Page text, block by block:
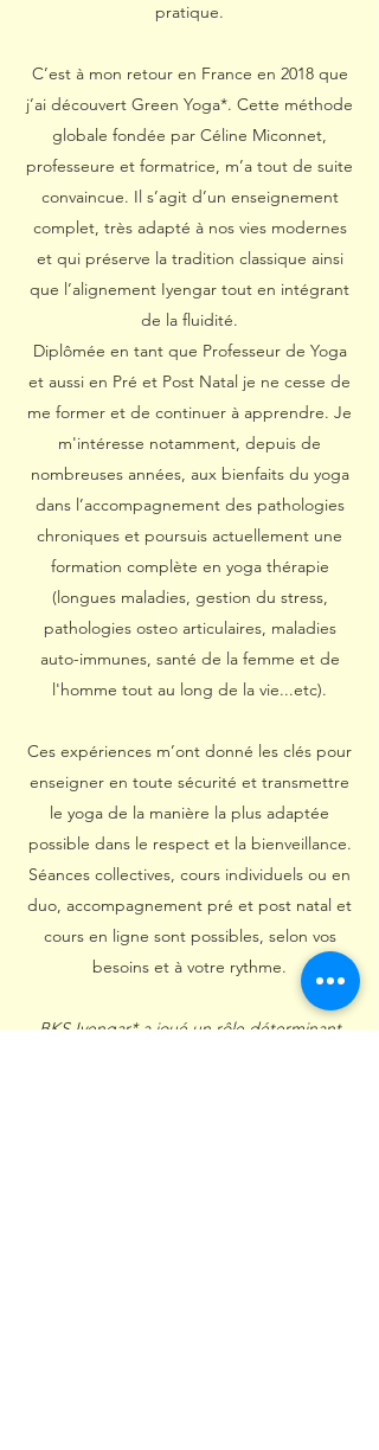
pratique.
C’est à mon retour en France en 2018 que
j’ai découvert Green Yoga*. Cette méthode
globale fondée par Céline Miconnet,
professeure et formatrice, m’a tout de suite
convaincue. Il s’agit d’un enseignement
complet, très adapté à nos vies modernes
et qui préserve la tradition classique ainsi
que l’alignement Iyengar tout en intégrant
de la fluidité.
Diplômée en tant que Professeur de Yoga
et aussi en Pré et Post Natal je ne cesse de
me former et de continuer à apprendre. Je
m'intéresse notamment, depuis de
nombreuses années, aux bienfaits du yoga
dans l’accompagnement des pathologies
chroniques et poursuis actuellement une
formation complète en yoga thérapie
(longues maladies, gestion du stress,
pathologies osteo articulaires, maladies
auto-immunes, santé de la femme et de
l'homme tout au long de la vie...etc).
Ces expériences m’ont donné les clés pour
enseigner en toute sécurité et transmettre
le yoga de la manière la plus adaptée
possible dans le respect et la bienveillance.
Séances collectives, cours individuels ou en
duo, accompagnement pré et post natal et
cours en ligne sont possibles, selon vos
besoins et à votre rythme.
BKS Iyengar* a joué un rôle déterminant